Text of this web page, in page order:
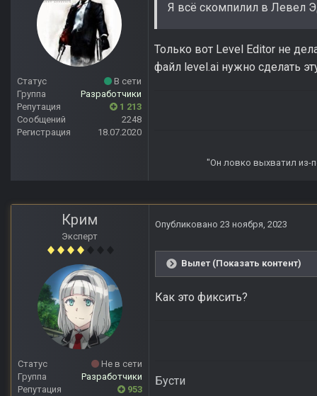
Статус
В сети
Группа
Разработчики
Репутация
1 213
Сообщений
2248
Регистрация
18.07.2020
Я всё скомпилил в Левел
Только вот Level Editor не
файл level.ai нужно сделать
"Он ловко выхватил из-
Крим
Эксперт
Статус
Не в сети
Группа
Разработчики
Репутация
953
Опубликовано 23 ноября, 2023
Вылет (Показать контент)
Как это фиксить?
Бусти